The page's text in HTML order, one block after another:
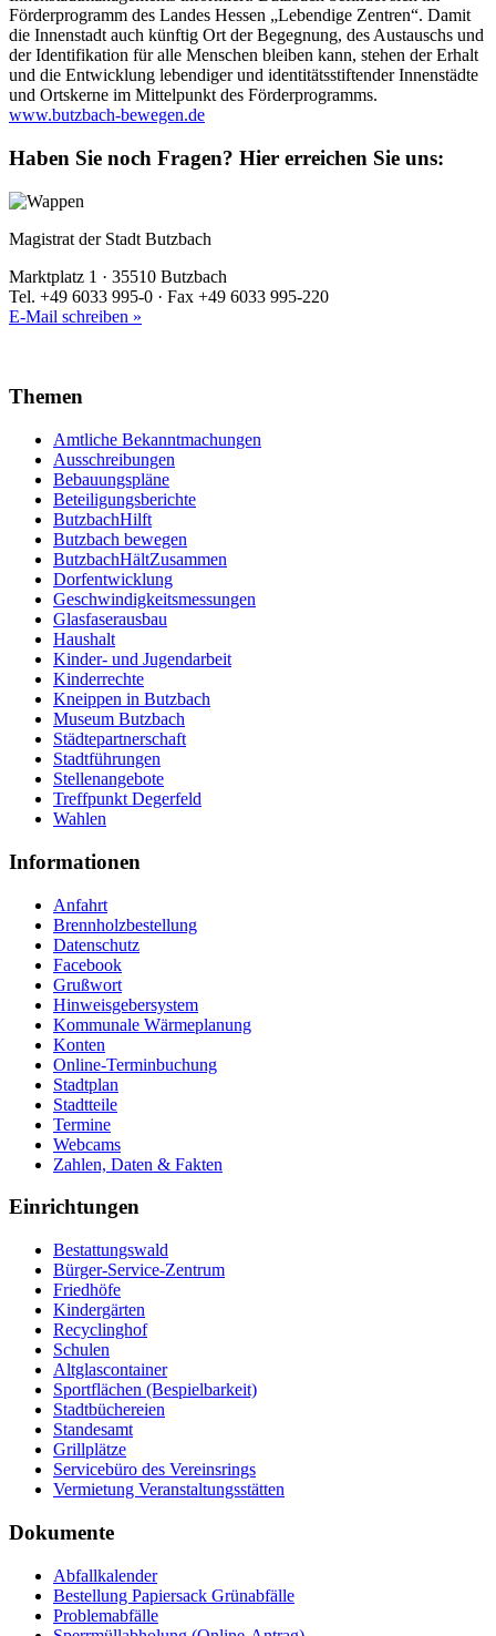
Förderprogramm des Landes Hessen „Lebendige Zentren“. Damit
die Innenstadt auch künftig Ort der Begegnung, des Austauschs und
der Identifikation für alle Menschen bleiben kann, stehen der Erhalt
und die Entwicklung lebendiger und identitätsstiftender Innenstädte
und Ortskerne im Mittelpunkt des Förderprogramms.
www.butzbach-bewegen.de
Haben Sie noch Fragen? Hier erreichen Sie uns:
Magistrat der Stadt Butzbach
Marktplatz 1 · 35510 Butzbach
Tel. +49 6033 995-0 · Fax +49 6033 995-220
E-Mail schreiben »
Themen
Amtliche Bekanntmachungen
Ausschreibungen
Bebauungspläne
Beteiligungsberichte
ButzbachHilft
Butzbach bewegen
ButzbachHältZusammen
Dorfentwicklung
Geschwindigkeitsmessungen
Glasfaserausbau
Haushalt
Kinder- und Jugendarbeit
Kinderrechte
Kneippen in Butzbach
Museum Butzbach
Städtepartnerschaft
Stadtführungen
Stellenangebote
Treffpunkt Degerfeld
Wahlen
Informationen
Anfahrt
Brennholzbestellung
Datenschutz
Facebook
Grußwort
Hinweisgebersystem
Kommunale Wärmeplanung
Konten
Online-Terminbuchung
Stadtplan
Stadtteile
Termine
Webcams
Zahlen, Daten & Fakten
Einrichtungen
Bestattungswald
Bürger-Service-Zentrum
Friedhöfe
Kindergärten
Recyclinghof
Schulen
Altglascontainer
Sportflächen (Bespielbarkeit)
Stadtbüchereien
Standesamt
Grillplätze
Servicebüro des Vereinsrings
Vermietung Veranstaltungsstätten
Dokumente
Abfallkalender
Bestellung Papiersack Grünabfälle
Problemabfälle